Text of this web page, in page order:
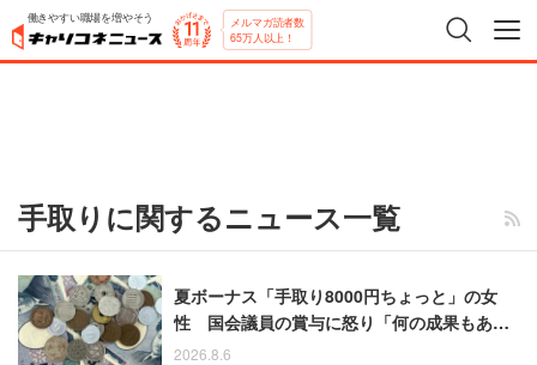
働きやすい職場を増やそう メルマガ読者数
65万人以上！
手取りに関するニュース一覧
夏ボーナス「手取り8000円ちょっと」の女
性 国会議員の賞与に怒り「何の成果もあげ
ていないのに、なんなら寝ているのに」
2026.8.6